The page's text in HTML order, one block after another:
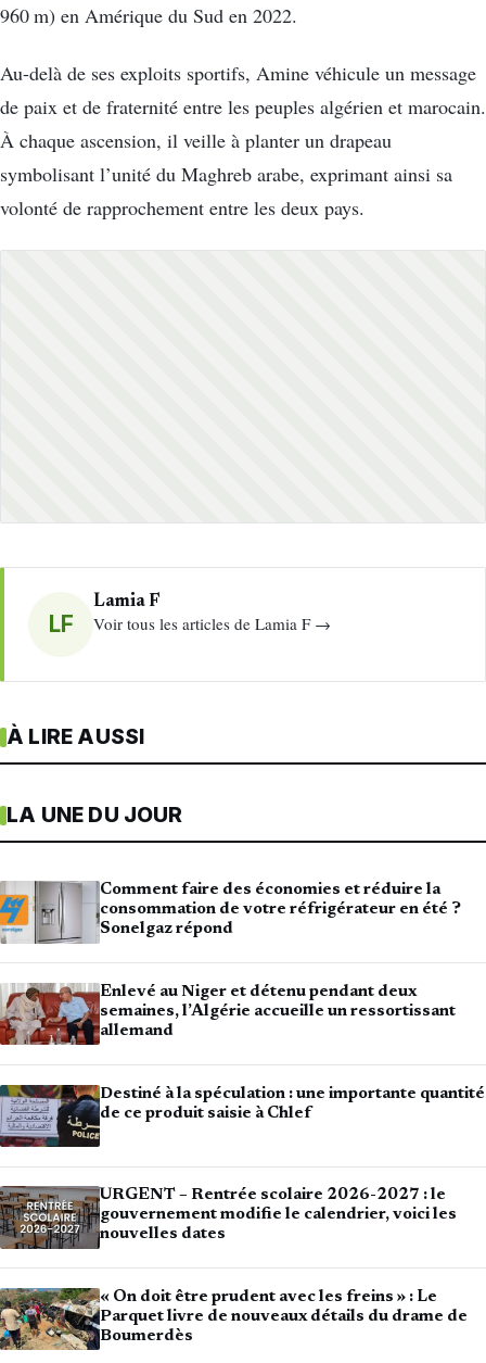
960 m) en Amérique du Sud en 2022.
Au-delà de ses exploits sportifs, Amine véhicule un message
de paix et de fraternité entre les peuples algérien et marocain.
À chaque ascension, il veille à planter un drapeau
symbolisant l’unité du Maghreb arabe, exprimant ainsi sa
volonté de rapprochement entre les deux pays.
LF
Lamia F
Voir tous les articles de Lamia F →
À LIRE AUSSI
LA UNE DU JOUR
Comment faire des économies et réduire la
consommation de votre réfrigérateur en été ?
Sonelgaz répond
Enlevé au Niger et détenu pendant deux
semaines, l’Algérie accueille un ressortissant
allemand
Destiné à la spéculation : une importante quantité
de ce produit saisie à Chlef
URGENT – Rentrée scolaire 2026-2027 : le
gouvernement modifie le calendrier, voici les
nouvelles dates
« On doit être prudent avec les freins » : Le
Parquet livre de nouveaux détails du drame de
Boumerdès